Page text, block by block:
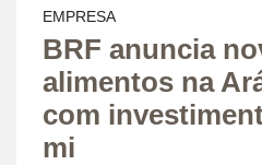
EMPRESA
BRF anuncia
alimentos na
com
mi